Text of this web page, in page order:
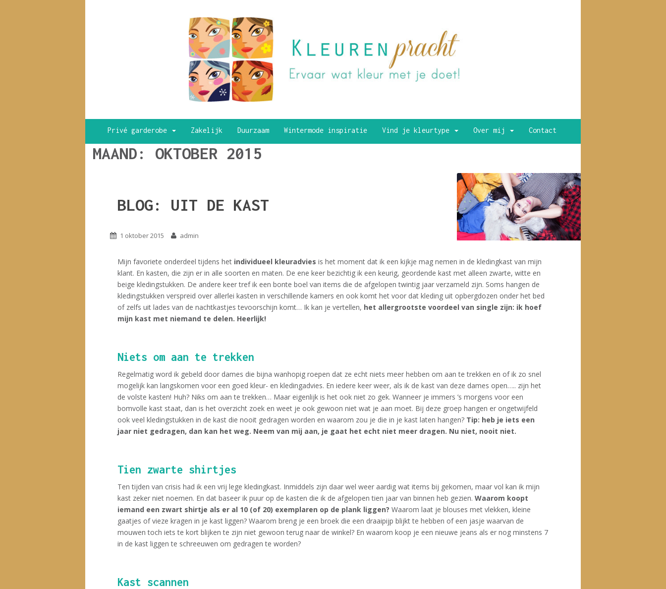
Privé garderobe Zakelijk Duurzaam Wintermode inspiratie Vind je kleurtype Over mij Contact
MAAND: OKTOBER 2015
BLOG: UIT DE KAST
1 oktober 2015 admin
Mijn favoriete onderdeel tijdens het individueel kleuradvies is het moment dat ik een kijkje mag nemen in de kledingkast van mijn
klant. En kasten, die zijn er in alle soorten en maten. De ene keer bezichtig ik een keurig, geordende kast met alleen zwarte, witte en
beige kledingstukken. De andere keer tref ik een bonte boel van items die de afgelopen twintig jaar verzameld zijn. Soms hangen de
kledingstukken verspreid over allerlei kasten in verschillende kamers en ook komt het voor dat kleding uit opbergdozen onder het bed
of zelfs uit lades van de nachtkastjes tevoorschijn komt… Ik kan je vertellen, het allergrootste voordeel van single zijn: ik hoef
mijn kast met niemand te delen. Heerlijk!
Niets om aan te trekken
Regelmatig word ik gebeld door dames die bijna wanhopig roepen dat ze echt niets meer hebben om aan te trekken en of ik zo snel
mogelijk kan langskomen voor een goed kleur- en kledingadvies. En iedere keer weer, als ik de kast van deze dames open….. zijn het
de volste kasten! Huh? Niks om aan te trekken… Maar eigenlijk is het ook niet zo gek. Wanneer je immers ’s morgens voor een
bomvolle kast staat, dan is het overzicht zoek en weet je ook gewoon niet wat je aan moet. Bij deze groep hangen er ongetwijfeld
ook veel kledingstukken in de kast die nooit gedragen worden en waarom zou je die in je kast laten hangen? Tip: heb je iets een
jaar niet gedragen, dan kan het weg. Neem van mij aan, je gaat het echt niet meer dragen. Nu niet, nooit niet.
Tien zwarte shirtjes
Ten tijden van crisis had ik een vrij lege kledingkast. Inmiddels zijn daar wel weer aardig wat items bij gekomen, maar vol kan ik mijn
kast zeker niet noemen. En dat baseer ik puur op de kasten die ik de afgelopen tien jaar van binnen heb gezien. Waarom koopt
iemand een zwart shirtje als er al 10 (of 20) exemplaren op de plank liggen? Waarom laat je blouses met vlekken, kleine
gaatjes of vieze kragen in je kast liggen? Waarom breng je een broek die een draaipijp blijkt te hebben of een jasje waarvan de
mouwen toch iets te kort blijken te zijn niet gewoon terug naar de winkel? En waarom koop je een nieuwe jeans als er nog minstens 7
in de kast liggen te schreeuwen om gedragen te worden?
Kast scannen